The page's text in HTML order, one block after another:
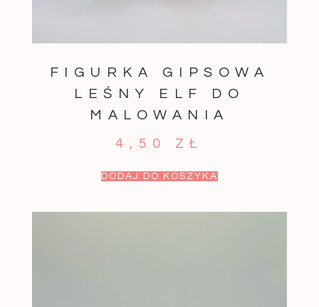
FIGURKA GIPSOWA
LEŚNY ELF DO
MALOWANIA
4,50 ZŁ
DODAJ DO KOSZYKA